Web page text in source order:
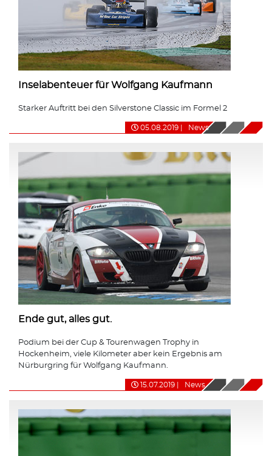
Inselabenteuer für Wolfgang Kaufmann
Starker Auftritt bei den Silverstone Classic im Formel 2
05.08.2019 News
Ende gut, alles gut.
Podium bei der Cup & Tourenwagen Trophy in
Hockenheim, viele Kilometer aber kein Ergebnis am
Nürburgring für Wolfgang Kaufmann.
15.07.2019 News